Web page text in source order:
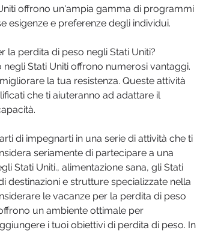
offrono un'ampia gamma di programmi
esigenze e preferenze degli individui.
la perdita di peso negli Stati Uniti?
Stati Uniti offrono numerosi vantaggi.
la tua resistenza. Queste attività
che ti aiuteranno ad adattare il
di impegnarti in una serie di attività che ti
seriamente di partecipare a una
Stati Uniti., alimentazione sana, gli Stati
destinazioni e strutture specializzate nella
le vacanze per la perdita di peso
un ambiente ottimale per
i tuoi obiettivi di perdita di peso. In